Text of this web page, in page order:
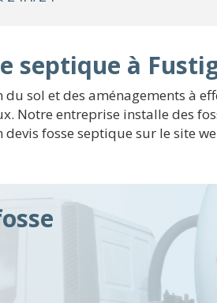
septique à
sol et des aménagements à
Notre entreprise installe des
fosse septique sur le site